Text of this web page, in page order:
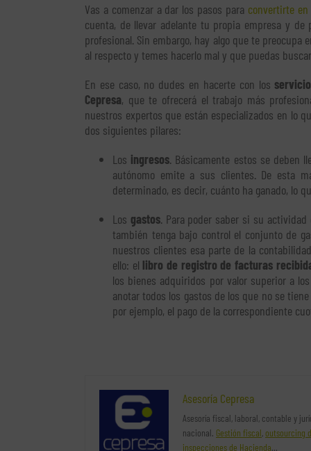
Vas a comenzar a dar los pasos para convertirte
cuenta, de llevar adelante tu propia empresa y
profesional. Sin embargo, hay algo que te
al respecto y temes hacerlo mal y que puedas
En ese caso, no dudes en hacerte con los
Cepresa, que te ofrecerá el trabajo más
nuestros expertos que están especializados en lo
dos siguientes pilares:
Los ingresos. Básicamente estos se deben
autónomo emite a sus clientes. De esta
determinado, es decir, cuánto ha ganado, lo
Los gastos. Para poder saber si su
también tenga bajo control el conjunto de
nuestros clientes esa parte de la
ello: el libro de registro de facturas
los bienes adquiridos por valor superior a
anotar todos los gastos de los que no se
por ejemplo, el pago de la correspondiente
Asesoría Cepresa
Asesoría fiscal, laboral, contable y
nacional. Gestión fiscal, outsourcing
inspecciones de Hacienda…